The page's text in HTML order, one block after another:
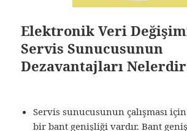
Elektronik Veri
Servis Sunucusunun
Dezavantajları
Servis sunucusunun çalışması
bir bant genişliği vardır. Bant